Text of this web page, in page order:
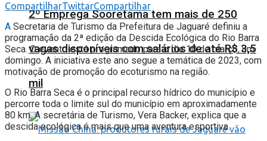
2º Emprega Sooretama tem mais de 250
vagas disponíveis com salários de até R$ 3,5
mil
CompartilharTwittarCompartilhar
A Secretaria de Turismo da Prefeitura de Jaguaré definiu a
programação da 2ª edição da Descida Ecológica do Rio Barra
Seca. O evento está programado para o dia 10 de março, um
domingo. A iniciativa este ano segue a temática de 2023, com
motivação de promoção do ecoturismo na região.
O Rio Barra Seca é o principal recurso hídrico do município e
percorre toda o limite sul do município em aproximadamente
80 km. A secretária de Turismo, Vera Backer, explica que a
descida ecológica é mais que uma aventura esportiva.